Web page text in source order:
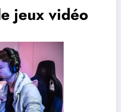
jeux vidéo